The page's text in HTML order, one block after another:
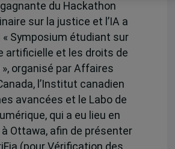
du Hackathon
sur la justice et l’IA a
Symposium étudiant sur
artificielle et les droits de
», organisé par Affaires
l’Institut canadien
avancées et le Labo de
qui a eu lieu en
Ottawa, afin de présenter